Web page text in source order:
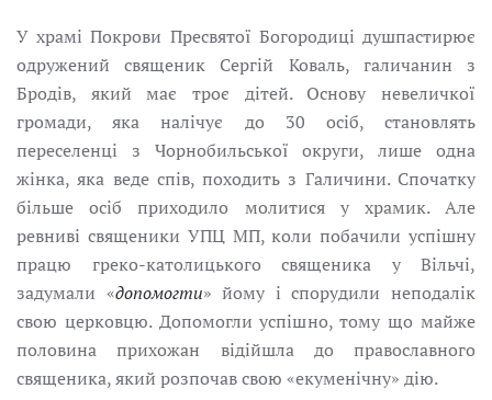
У храмі Покрови Пресвятої Богородиці душпастирює
одружений священик Сергій Коваль, галичанин з
Бродів, який має троє дітей. Основу невеличкої
громади, яка налічує до 30 осіб, становлять
переселенці з Чорнобильської округи, лише одна
жінка, яка веде спів, походить з Галичини. Спочатку
більше осіб приходило молитися у храмик. Але
ревниві священики УПЦ МП, коли побачили успішну
працю греко-католицького священика у Вільчі,
задумали «допомогти» йому і спорудили неподалік
свою церковцю. Допомогли успішно, тому що майже
половина прихожан відійшла до православного
священика, який розпочав свою «екуменічну» дію.